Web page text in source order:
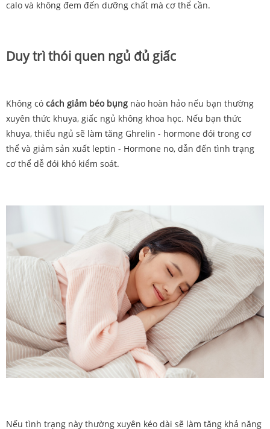
calo và không đem đến dưỡng chất mà cơ thể cần.
Duy trì thói quen ngủ đủ giấc
Không có cách giảm béo bụng nào hoàn hảo nếu bạn thường
xuyên thức khuya, giấc ngủ không khoa học. Nếu bạn thức
khuya, thiếu ngủ sẽ làm tăng Ghrelin - hormone đói trong cơ
thể và giảm sản xuất leptin - Hormone no, dẫn đến tình trạng
cơ thể dễ đói khó kiểm soát.
Nếu tình trạng này thường xuyên kéo dài sẽ làm tăng khả năng